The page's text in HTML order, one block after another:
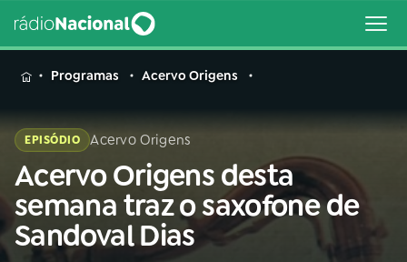
MENU
Buscar
na
Rádio
Nacional
Buscar
Programas Acervo Origens
EPISÓDIO Acervo Origens
Acervo Origens desta
semana traz o saxofone de
Sandoval Dias